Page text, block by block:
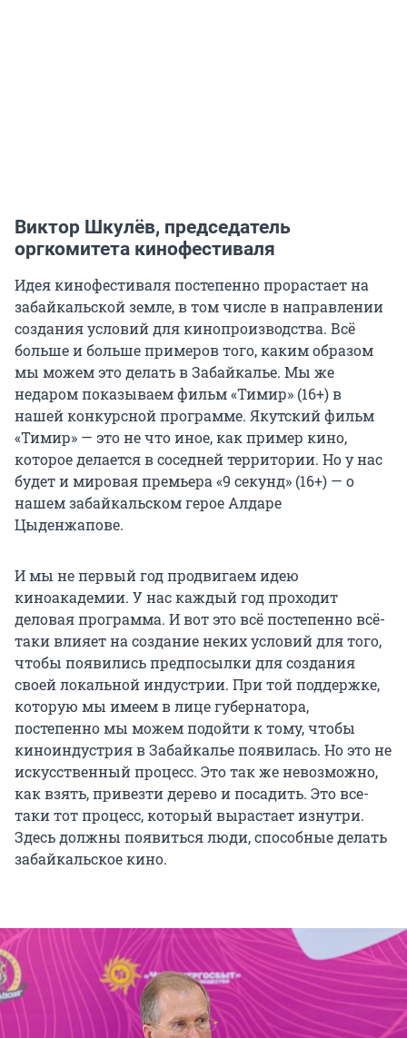
Виктор Шкулёв, председатель
оргкомитета кинофестиваля
Идея кинофестиваля постепенно прорастает на
забайкальской земле, в том числе в направлении
создания условий для кинопроизводства. Всё
больше и больше примеров того, каким образом
мы можем это делать в Забайкалье. Мы же
недаром показываем фильм «Тимир» (16+) в
нашей конкурсной программе. Якутский фильм
«Тимир» — это не что иное, как пример кино,
которое делается в соседней территории. Но у нас
будет и мировая премьера «9 секунд» (16+) — о
нашем забайкальском герое Алдаре
Цыденжапове.
И мы не первый год продвигаем идею
киноакадемии. У нас каждый год проходит
деловая программа. И вот это всё постепенно всё-
таки влияет на создание неких условий для того,
чтобы появились предпосылки для создания
своей локальной индустрии. При той поддержке,
которую мы имеем в лице губернатора,
постепенно мы можем подойти к тому, чтобы
киноиндустрия в Забайкалье появилась. Но это не
искусственный процесс. Это так же невозможно,
как взять, привезти дерево и посадить. Это все-
таки тот процесс, который вырастает изнутри.
Здесь должны появиться люди, способные делать
забайкальское кино.